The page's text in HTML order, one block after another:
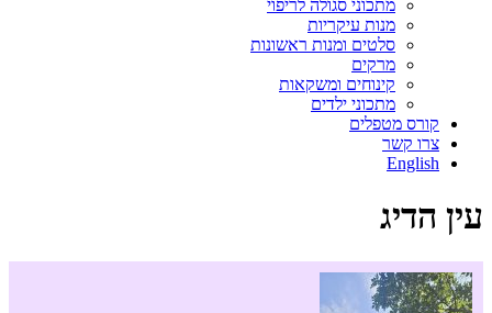
מתכוני סגולה לריפוי
מנות עיקריות
סלטים ומנות ראשונות
מרקים
קינוחים ומשקאות
מתכוני ילדים
קורס מטפלים
צרו קשר
English
עין הדיג